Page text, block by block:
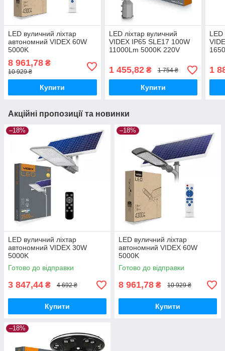
LED вуличний ліхтар
автономний VIDEX 60W
5000K
8 961,78 ₴
10 929 ₴
Купити
LED ліхтар вуличний
VIDEX IP65 SLE17 100W
11000Lm 5000K 220V
1 455,82₴ 1 754 ₴
Купити
LED
1
Акційні пропозиції та новинки
–18%
LED вуличний ліхтар
автономний VIDEX 30W
5000K
Готово до відправки
3 847,44 ₴ 4 692 ₴
Купити
–18%
LED вуличний ліхтар
автономний VIDEX 60W
5000K
Готово до відправки
8 961,78 ₴ 10 929 ₴
Купити
–18%